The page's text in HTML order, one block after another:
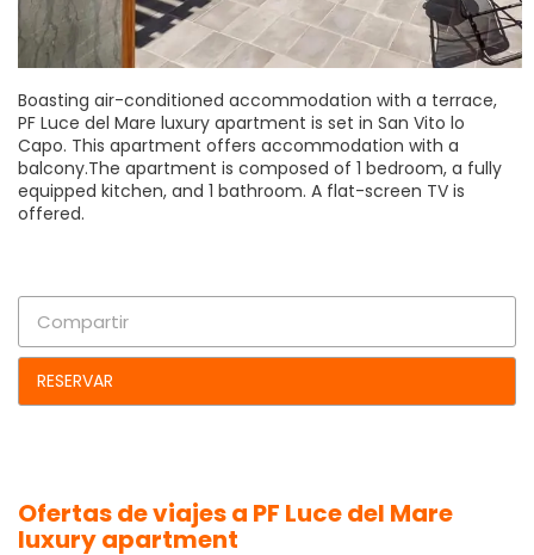
Boasting air-conditioned accommodation with a terrace,
PF Luce del Mare luxury apartment is set in San Vito lo
Capo. This apartment offers accommodation with a
balcony.The apartment is composed of 1 bedroom, a fully
equipped kitchen, and 1 bathroom. A flat-screen TV is
offered.
Compartir
RESERVAR
Ofertas de viajes a PF Luce del Mare
luxury apartment